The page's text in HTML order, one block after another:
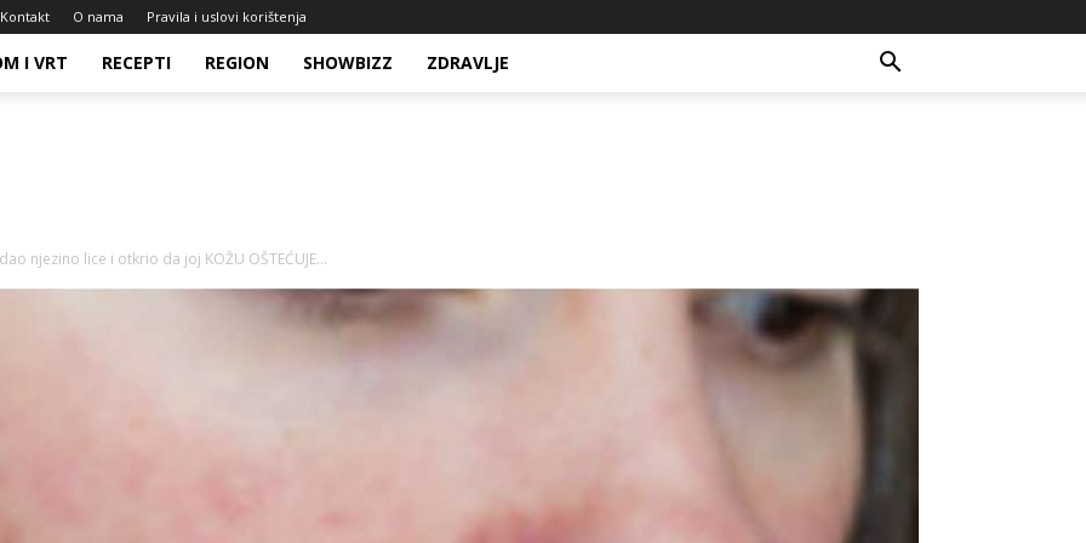
Kontakt O nama Pravila i uslovi korištenja
I VRT RECEPTI REGION SHOWBIZZ ZDRAVLJE
njezino lice i otkrio da joj KOŽU OŠTEĆUJE...